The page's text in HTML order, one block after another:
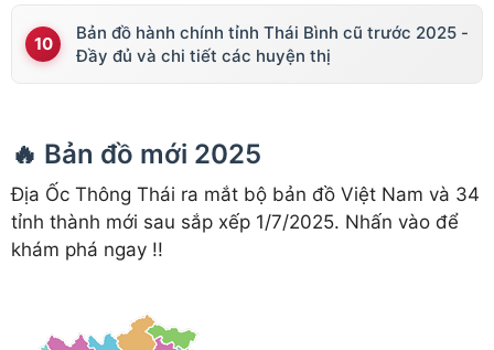
Bản đồ hành chính tỉnh Thái Bình cũ trước 2025 -
Đầy đủ và chi tiết các huyện thị
🔥 Bản đồ mới 2025
Địa Ốc Thông Thái ra mắt bộ bản đồ Việt Nam và 34
tỉnh thành mới sau sắp xếp 1/7/2025. Nhấn vào để
khám phá ngay !!